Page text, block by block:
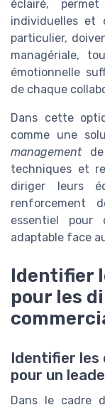
éclairé,
individuelles et
particulier,
managériale,
émotionnelle
de chaque
Dans cette
comme une
managementde
techniques et
diriger leurs
renforcement
essentiel pour
adaptable face
Identifier
pour les
Identifier
pour un
Dans le cadre